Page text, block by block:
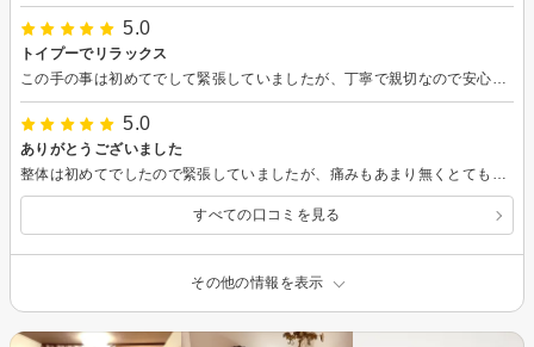
5.0
トイプーでリラックス
この手の事は初めてでして緊張していましたが、丁寧で親切なので安心しました。2匹のぷーちゃんも優しくておとなしい子でめちゃくちゃ可愛いです。 効果の事を言うと即日効果が出ます。計測すると3㎝程細くなっているし、お腹の張りも軽減しました。サプリを飲み続けるよりは、この方がいいはず。即効性があります。私はジムでスタジオとプールを併用していますので、最低でもウォーキングは併用した方が効果的です。施術中は、ラジオ波で高温にして代謝を上げてキャビテーションで死亡を破壊する（脂肪は水などと排泄される）という理屈がわかっているのですが、その後に施術した吸引ってのが、凝り固まって張り付いた脂肪をめくりあげる？吸い上げ引きはがし的なことで「痛い！」・・・ でも、頑張ってるぞって気持ちになり、お金を払っているダイエットという罪悪感が薄らぐ。背中、脇、お腹とやりましたが、吸引が痛いくらいであとは気持ちいいですよ。ジム、アプリとお金を使うよりは即効性があり、夏に向けてはおすすめです。
5.0
ありがとうございました
整体は初めてでしたので緊張していましたが、痛みもあまり無くとても心地よかったです。 身体が軽くなり心身ともにスッキリしました。ありがとうございました。 また伺いたいです。
すべての口コミを見る
その他の情報を表示